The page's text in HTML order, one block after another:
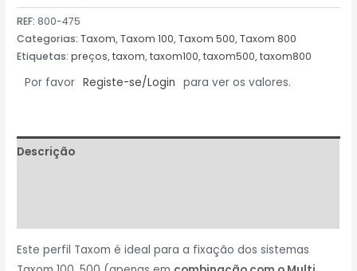
REF: 800-475
Categorias:Taxom,Taxom 100,Taxom 500,Taxom 800
Etiquetas:preços,taxom,taxom100,taxom500,taxom800
Por favor Registe-se/Login para ver os valores.
Descrição
Este perfil Taxom é ideal para a fixação dos sistemas